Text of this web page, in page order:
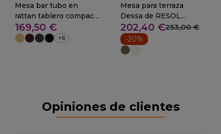
Mesa bar tubo en
rattan tablero compac
29-Arteixo
169,50 €
+6
Mesa para terraza
Dessa de RESOL
tablero 90x90.
202,40 €253,00 €
-20%
Opiniones de clientes